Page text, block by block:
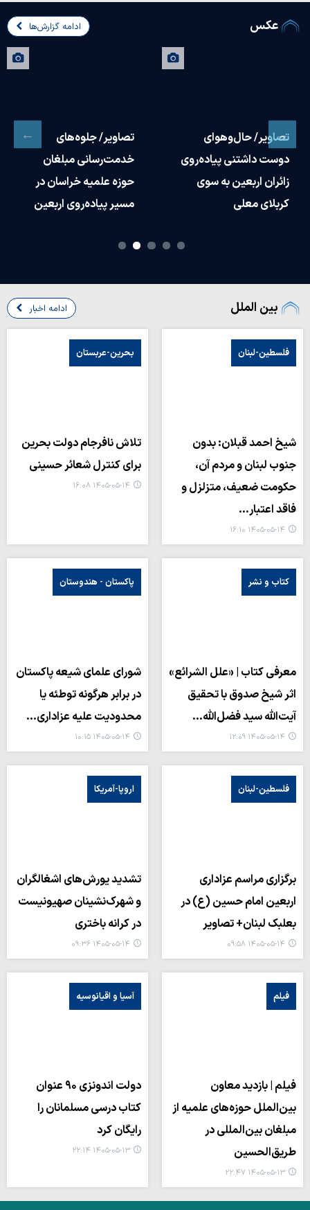
عکس ادامه گزارش‌ها
تصاویر/ جلوه‌های
خدمت‌رسانی مبلغان
حوزه علمیه خراسان در
مسیر پیاده‌روی اربعین
تصاویری از حال و
مرز مهران
بین الملل ادامه اخبار
فلسطین-لبنان
شیخ احمد قبلان: بدون
جنوب لبنان و مردم آن،
حکومت ضعیف، متزلزل و
فاقد اعتبار…
۱۴۰۵-۰۵-۱۴ ۱۶:۱۰
بحرین-عربستان
تلاش نافرجام دولت بحرین
برای کنترل شعائر حسینی
۱۴۰۵-۰۵-۱۴ ۱۶:۰۸
کتاب و نشر
معرفی کتاب | «علل الشرائع»
اثر شیخ صدوق با تحقیق
آیت‌الله سید فضل‌الله…
۱۴۰۵-۰۵-۱۴ ۱۲:۰۹
پاکستان - هندوستان
شورای علمای شیعه پاکستان
در برابر هرگونه توطئه یا
محدودیت علیه عزاداری…
۱۴۰۵-۰۵-۱۴ ۱۰:۱۵
فلسطین-لبنان
برگزاری مراسم عزاداری
اربعین امام حسین (ع) در
بعلبک لبنان+ تصاویر
۱۴۰۵-۰۵-۱۴ ۰۹:۵۸
اروپا-آمریکا
تشدید یورش‌های اشغالگران
و شهرک‌نشینان صهیونیست
در کرانه باختری
۱۴۰۵-۰۵-۱۴ ۰۹:۳۶
فیلم
فیلم | بازدید معاون
بین‌الملل حوزه‌های علمیه از
مبلغان بین‌المللی در
طریق‌الحسین
۱۴۰۵-۰۵-۱۳ ۲۲:۴۷
آسیا و اقیانوسیه
دولت اندونزی ۹۰ عنوان
کتاب درسی مسلمانان را
رایگان کرد
۱۴۰۵-۰۵-۱۳ ۲۲:۱۴